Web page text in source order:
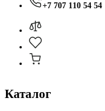
+7 707 110 54 54
Каталог